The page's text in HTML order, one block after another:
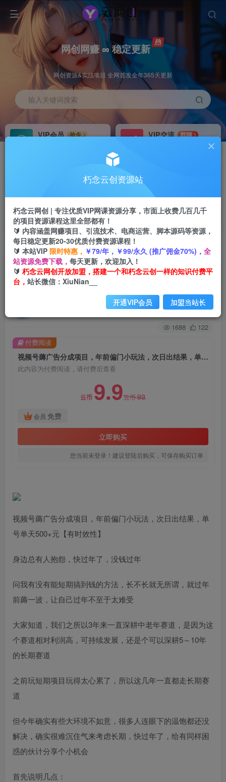
网创网赚 ∞ 稳定更新
网创资源&实战项目 全网首发全年365天更新
输入关键词搜索
VIP会员
抢先
VIP交流
群聊
研究探讨更多创业项目路子。
会员专属推广链接
四导航 导航
APP下载
GO
首页 创业课程 VIP免费 正文
视频号薅广告分成项目，年前偏门小玩法，次日出
结果，单号单天500+元【有时效性】
关注 私信
1688 122
视频号薅广告分成项目，年前偏门小玩法，次日出结果，单号单天500+元【有时效性】
此内容为付费阅读，请付费后查看
云币 9.9云币99
会员 免费
立即购买
您当前未登录！建议登陆后购买，可保存购买订单
付费阅读
视频号薅广告分成项目，年前偏门小玩法，次日出结果，单
号单天500+元【有时效性】
身边总有人抱怨，快过年了，没钱过年
问我有没有能短期搞到钱的方法，长不长就无所谓，就过年
前薅一波，让自己过年不至于太难受
大家知道，我们之所以3年来一直深耕中老年赛道，是因为这
个赛道相对利润高，可持续发展，还是个可以深耕5～10年
的长期赛道
之前玩短期项目玩得太心累了，所以这几年一直都走长期赛
道
但今年确实有些大环境不如意，很多人连眼下的温饱都还没
解决，确实很难沉住气来考虑长期，快过年了，给有同样困
惑的伙计分享个小机会
首先说明几点：
朽念云创资源站
朽念云网创 | 专注优质VIP网课资源分享，市面上收费几百几千
的项目资源课程这里全部都有！
🔰 内容涵盖网赚项目、引流技术、电商运营、脚本源码等资源，
每日稳定更新20-30优质付费资源课程！
🔰 本站VIP 限时特惠， ￥79/年，￥99/永久 (推广佣金70%)， 全
站资源免费下载， 每天更新，欢迎加入！
🔰 朽念云网创开放加盟，搭建一个和朽念云创一样的知识付费平
台， 站长微信：XiuNian__
开通VIP会员 加盟当站长